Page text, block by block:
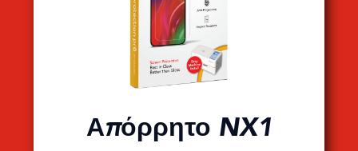
Απόρρητο NX1